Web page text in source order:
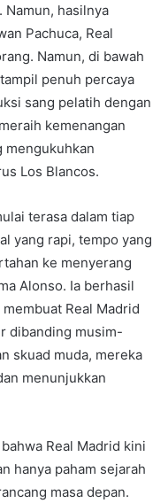
Namun, hasilnya
Pachuca, Real
Namun, di bawah
penuh percaya
sang pelatih dengan
kemenangan
mengukuhkan
Los Blancos.
terasa dalam tiap
yang rapi, tempo yang
ke menyerang
Alonso. Ia berhasil
Real Madrid
dibanding musim-
skuad muda, mereka
menunjukkan
Real Madrid kini
hanya paham sejarah
masa depan.